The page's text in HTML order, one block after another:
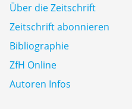
Über die Zeitschrift
Zeitschrift abonnieren
Bibliographie
ZfH Online
Autoren Infos